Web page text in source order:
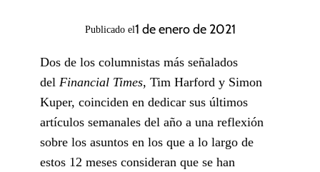
Publicado el1 de enero de 2021
Dos de los columnistas más señalados
del Financial Times, Tim Harford y Simon
Kuper, coinciden en dedicar sus últimos
artículos semanales del año a una reflexión
sobre los asuntos en los que a lo largo de
estos 12 meses consideran que se han